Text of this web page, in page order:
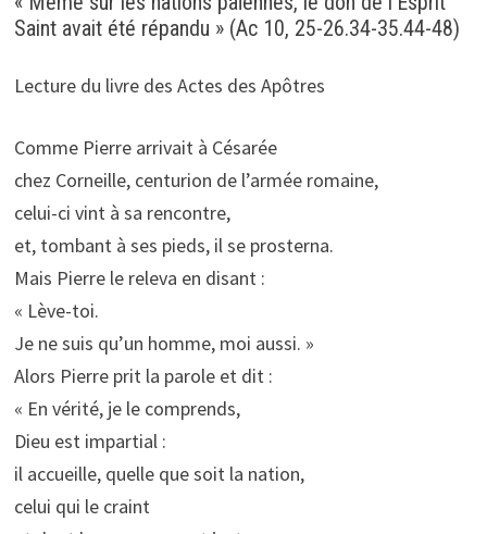
Saint avait été répandu » (Ac 10, 25-26.34-35.44-48)
Lecture du livre des Actes des Apôtres
Comme Pierre arrivait à Césarée
chez Corneille, centurion de l’armée romaine,
celui-ci vint à sa rencontre,
et, tombant à ses pieds, il se prosterna.
Mais Pierre le releva en disant :
« Lève-toi.
Je ne suis qu’un homme, moi aussi. »
Alors Pierre prit la parole et dit :
« En vérité, je le comprends,
Dieu est impartial :
il accueille, quelle que soit la nation,
celui qui le craint